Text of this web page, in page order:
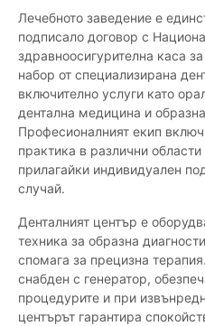
Лечебното заведение е
подписало договор с
здравноосигурителна каса
набор от специализирана
включително услуги като
дентална медицина и
Професионалният екип
практика в различни
прилагайки индивидуален
случай.
Денталният център е
техника за образна
спомага за прецизна
снабден с генератор,
процедурите и при
центърът гарантира